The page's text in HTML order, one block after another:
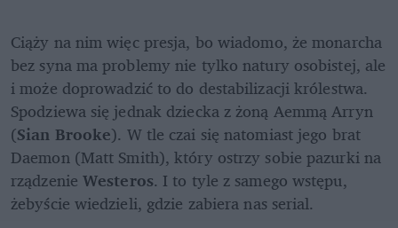
Ciąży na nim więc presja, bo wiadomo, że monarcha
bez syna ma problemy nie tylko natury osobistej, ale
i może doprowadzić to do destabilizacji królestwa.
Spodziewa się jednak dziecka z żoną Aemmą Arryn
(Sian Brooke). W tle czai się natomiast jego brat
Daemon (Matt Smith), który ostrzy sobie pazurki na
rządzenie Westeros. I to tyle z samego wstępu,
żebyście wiedzieli, gdzie zabiera nas serial.